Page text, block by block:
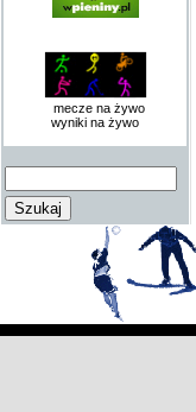
mecze na żywo
wyniki na żywo